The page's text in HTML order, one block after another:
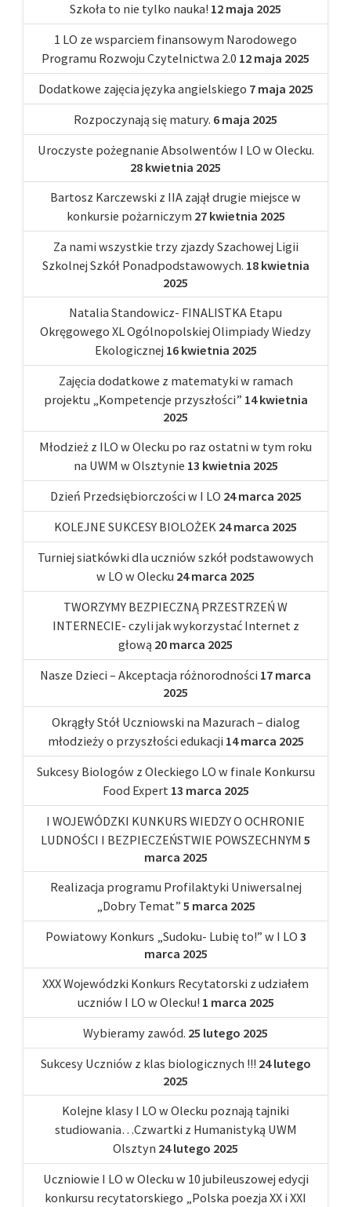
Szkoła to nie tylko nauka! 12 maja 2025
1 LO ze wsparciem finansowym Narodowego
Programu Rozwoju Czytelnictwa 2.0 12 maja 2025
Dodatkowe zajęcia języka angielskiego 7 maja 2025
Rozpoczynają się matury. 6 maja 2025
Uroczyste pożegnanie Absolwentów I LO w Olecku.
28 kwietnia 2025
Bartosz Karczewski z IIA zajął drugie miejsce w
konkursie pożarniczym 27 kwietnia 2025
Za nami wszystkie trzy zjazdy Szachowej Ligii
Szkolnej Szkół Ponadpodstawowych. 18 kwietnia
2025
Natalia Standowicz- FINALISTKA Etapu
Okręgowego XL Ogólnopolskiej Olimpiady Wiedzy
Ekologicznej 16 kwietnia 2025
Zajęcia dodatkowe z matematyki w ramach
projektu „Kompetencje przyszłości” 14 kwietnia
2025
Młodzież z ILO w Olecku po raz ostatni w tym roku
na UWM w Olsztynie 13 kwietnia 2025
Dzień Przedsiębiorczości w I LO 24 marca 2025
KOLEJNE SUKCESY BIOLOŻEK 24 marca 2025
Turniej siatkówki dla uczniów szkół podstawowych
w LO w Olecku 24 marca 2025
TWORZYMY BEZPIECZNĄ PRZESTRZEŃ W
INTERNECIE- czyli jak wykorzystać Internet z
głową 20 marca 2025
Nasze Dzieci – Akceptacja różnorodności 17 marca
2025
Okrągły Stół Uczniowski na Mazurach – dialog
młodzieży o przyszłości edukacji 14 marca 2025
Sukcesy Biologów z Oleckiego LO w finale Konkursu
Food Expert 13 marca 2025
I WOJEWÓDZKI KUNKURS WIEDZY O OCHRONIE
LUDNOŚCI I BEZPIECZEŃSTWIE POWSZECHNYM 5
marca 2025
Realizacja programu Profilaktyki Uniwersalnej
„Dobry Temat” 5 marca 2025
Powiatowy Konkurs „Sudoku- Lubię to!” w I LO 3
marca 2025
XXX Wojewódzki Konkurs Recytatorski z udziałem
uczniów I LO w Olecku! 1 marca 2025
Wybieramy zawód. 25 lutego 2025
Sukcesy Uczniów z klas biologicznych !!! 24 lutego
2025
Kolejne klasy I LO w Olecku poznają tajniki
studiowania…Czwartki z Humanistyką UWM
Olsztyn 24 lutego 2025
Uczniowie I LO w Olecku w 10 jubileuszowej edycji
konkursu recytatorskiego „Polska poezja XX i XXI